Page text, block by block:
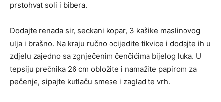
prstohvat soli i bibera.
Dodajte renada sir, seckani kopar, 3 kašike maslinovog
ulja i brašno. Na kraju ručno ocijedite tikvice i dodajte ih u
zdjelu zajedno sa zgnječenim čenčićima bijelog luka. U
tepsiju prečnika 26 cm obložite i namažite papirom za
pečenje, sipajte kutlaču smese i zagladite vrh.